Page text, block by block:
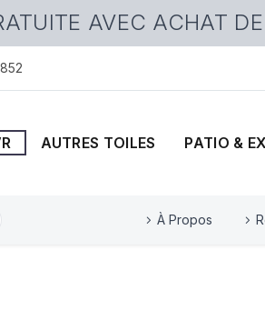
AVEC ACHAT
AUTRES TOILES PATIO &
À Propos